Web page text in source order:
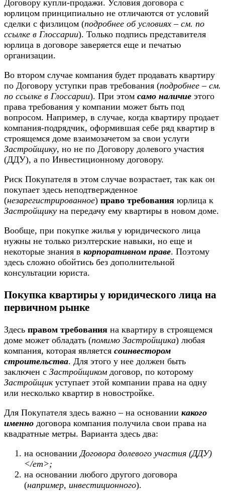
Договору купли-продажи. Условия договора с
юрлицом принципиально не отличаются от условий
сделки с физлицом (подробнее об условиях – см. по
ссылке в Глоссарии). Только подпись представителя
юрлица в договоре заверяется еще и печатью
организации.
Во втором случае компания будет продавать квартиру
по Договору уступки прав требования (подробнее – см.
по ссылке в Глоссарии). При этом само наличие этого
права требования у компании может быть под
вопросом. Например, в случае, когда квартиру продает
компания-подрядчик, оформившая себе ряд квартир в
строящемся доме взаимозачетом за свои услуги
Застройщику, но не по Договору долевого участия
(ДДУ), а по Инвестиционному договору.
Риск Покупателя в этом случае возрастает, так как он
покупает здесь неподтвержденное
(незарегистрированное) право требования юрлица к
Застройщику на передачу ему квартиры в новом доме.
Вообще, при покупке жилья у юридического лица
нужны не только риэлтерские навыки, но еще и
некоторые знания в корпоративном праве. Поэтому
здесь сложно обойтись без дополнительной
консультации юриста.
Покупка квартиры у юридического лица на
первичном рынке
Здесь правом требования на квартиру в строящемся
доме может обладать (помимо Застройщика) любая
компания, которая является соинвестором
строительства. Для этого у нее должен быть
заключен с Застройщиком договор, по которому
Застройщикуступает этой компании права на одну
или несколько квартир в новостройке.
Для Покупателя здесь важно – на основании какого
именно договора компания получила свои права на
квадратные метры. Варианта здесь два:
на основании Договора долевого участия (ДДУ)
</em>;
на основании любого другого договора
(например, инвестиционного).